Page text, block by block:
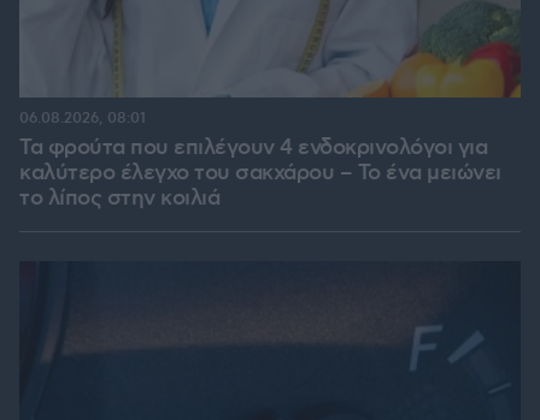
Τα φρούτα που επιλέγουν 4 ενδοκρινολόγοι για
καλύτερο έλεγχο του σακχάρου – Το ένα μειώνει
το λίπος στην κοιλιά
06.08.2026, 08:01